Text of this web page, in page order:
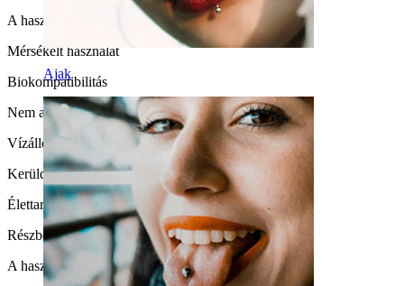
Ajak
A használat gyakorisága
Mérsékelt használat
Biokompatibilitás
Nem alkalmas érzékeny bőrre
Vízállóság
Kerüld a vizet
Élettartam
Részben tartós
A használat egyszerűsége